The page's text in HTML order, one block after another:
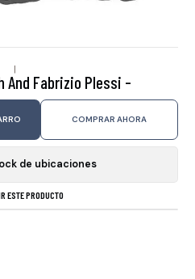
|
And Fabrizio Plessi -
COMPRAR AHORA
de ubicaciones
ESTE PRODUCTO